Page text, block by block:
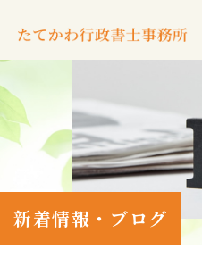
新着情報・ブログ